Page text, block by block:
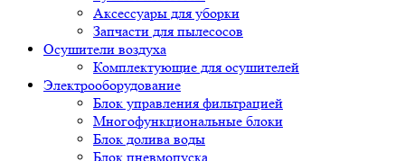
Аксессуары для уборки
Запчасти для пылесосов
Осушители воздуха
Комплектующие для осушителей
Электрооборудование
Блок управления фильтрацией
Многофункциональные блоки
Блок долива воды
Блок пневмопуска